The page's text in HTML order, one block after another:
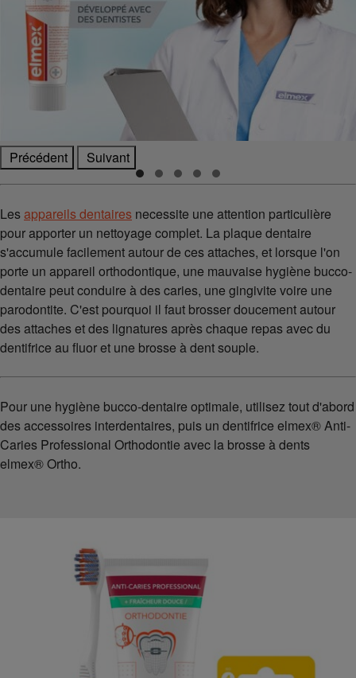
Précédent Suivant
Lesappareils dentaires necessite une attention particulière
pour apporter un nettoyage complet. La plaque dentaire
s'accumule facilement autour de ces attaches, et lorsque l'on
porte un appareil orthodontique, une mauvaise hygiène bucco-
dentaire peut conduire à des caries, une gingivite voire une
parodontite. C'est pourquoi il faut brosser doucement autour
des attaches et des lignatures après chaque repas avec du
dentifrice au fluor et une brosse à dent souple.
Pour une hygiène bucco-dentaire optimale, utilisez tout d'abord
des accessoires interdentaires, puis un dentifrice elmex® Anti-
Caries Professional Orthodontie avec la brosse à dents
elmex® Ortho.